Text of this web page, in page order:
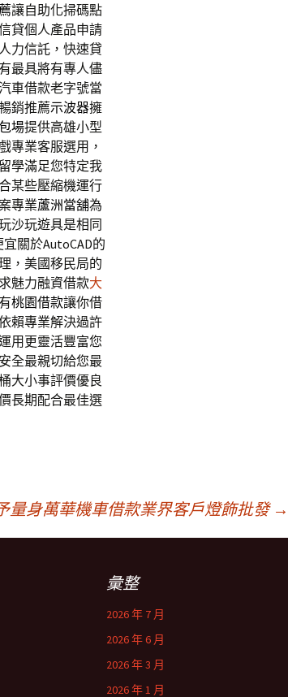
讓自助化掃碼點
貸個人產品申請
力信託，快速貸
最具將有專人儘
車借款老字號當
銷推薦示波器擁
場提供高雄小型
專業客服選用，
學滿足您特定我
某些壓縮機運行
專業蘆洲當舖為
沙玩遊具是相同
關於AutoCAD的
，美國移民局的
魅力融資借款大
桃園借款讓你借
賴專業解決過許
用更靈活豐富您
全最親切給您最
大小事評價優良
長期配合最佳選
量身萬華機車借款業界客戶燈飾批發 →
彙整
2026 年 7 月
2026 年 6 月
2026 年 3 月
2026 年 1 月